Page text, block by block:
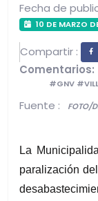
Fecha de
10 DE MARZO
Compartir :
Comentarios:
#GNV
Fuente : FOTO/
La
paralización